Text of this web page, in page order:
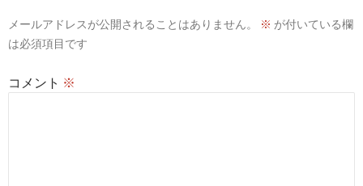
ョ
メールアドレスが公開されることはありません。 ※ が付いている欄
は必須項目です
コメント ※